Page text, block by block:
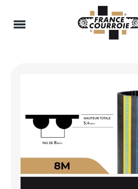
Panneau de gestion des cookies